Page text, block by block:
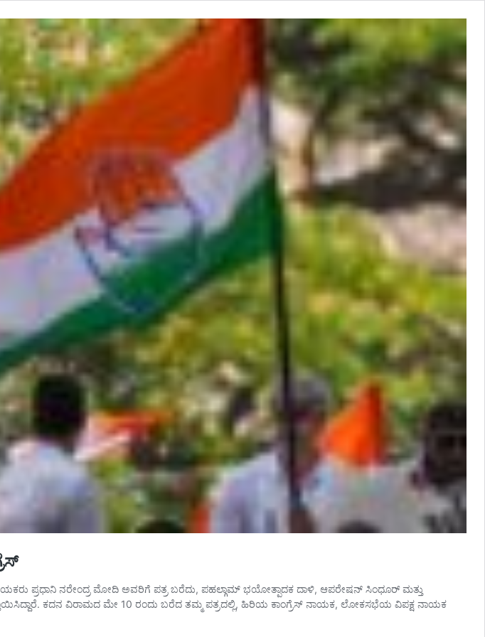
ಪ್ರಧಾನಿ ನರೇಂದ್ರ ಮೋದಿ ಅವರಿಗೆ ಪತ್ರ ಬರೆದು, ಪಹಲ್ಗಾಮ್ ಭಯೋತ್ಪಾದಕ ದಾಳಿ, ಆಪರೇಷನ್ ಸಿಂಧೂರ್ ಮತ್ತು
ಕದನ ವಿರಾಮದ ಮೇ 10 ರಂದು ಬರೆದ ತಮ್ಮ ಪತ್ರದಲ್ಲಿ, ಹಿರಿಯ ಕಾಂಗ್ರೆಸ್ ನಾಯಕ, ಲೋಕಸಭೆಯ ವಿಪಕ್ಷ ನಾಯಕ